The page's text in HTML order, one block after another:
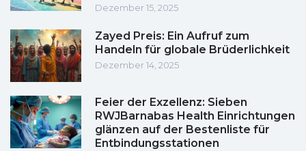
Dezember 15, 2025
Zayed Preis: Ein Aufruf zum
Handeln für globale Brüderlichkeit
Dezember 14, 2025
Feier der Exzellenz: Sieben
RWJBarnabas Health Einrichtungen
glänzen auf der Bestenliste für
Entbindungsstationen